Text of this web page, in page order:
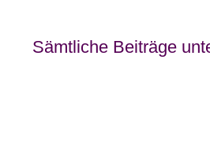
Sämtliche Beiträge